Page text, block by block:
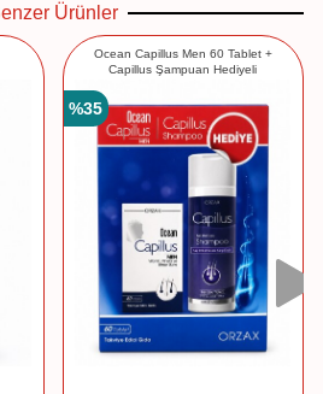
Ürünler
Ocean Capillus Men 60 Tablet +
Capillus Şampuan Hediyeli
%35